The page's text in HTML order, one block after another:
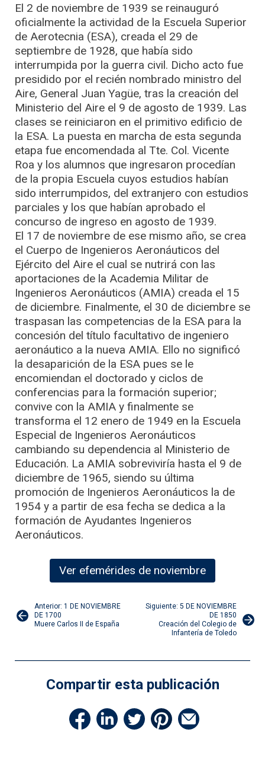
El 2 de noviembre de 1939 se reinauguró
oficialmente la actividad de la Escuela Superior
de Aerotecnia (ESA), creada el 29 de
septiembre de 1928, que había sido
interrumpida por la guerra civil. Dicho acto fue
presidido por el recién nombrado ministro del
Aire, General Juan Yagüe, tras la creación del
Ministerio del Aire el 9 de agosto de 1939. Las
clases se reiniciaron en el primitivo edificio de
la ESA. La puesta en marcha de esta segunda
etapa fue encomendada al Tte. Col. Vicente
Roa y los alumnos que ingresaron procedían
de la propia Escuela cuyos estudios habían
sido interrumpidos, del extranjero con estudios
parciales y los que habían aprobado el
concurso de ingreso en agosto de 1939.
El 17 de noviembre de ese mismo año, se crea
el Cuerpo de Ingenieros Aeronáuticos del
Ejército del Aire el cual se nutrirá con las
aportaciones de la Academia Militar de
Ingenieros Aeronáuticos (AMIA) creada el 15
de diciembre. Finalmente, el 30 de diciembre se
traspasan las competencias de la ESA para la
concesión del título facultativo de ingeniero
aeronáutico a la nueva AMIA. Ello no significó
la desaparición de la ESA pues se le
encomiendan el doctorado y ciclos de
conferencias para la formación superior;
convive con la AMIA y finalmente se
transforma el 12 enero de 1949 en la Escuela
Especial de Ingenieros Aeronáuticos
cambiando su dependencia al Ministerio de
Educación. La AMIA sobreviviría hasta el 9 de
diciembre de 1965, siendo su última
promoción de Ingenieros Aeronáuticos la de
1954 y a partir de esa fecha se dedica a la
formación de Ayudantes Ingenieros
Aeronáuticos.
Ver efemérides de noviembre
Navegación
entradas
Anterior: 1 DE NOVIEMBRE
DE 1700
Muere Carlos II de España
Siguiente: 5 DE NOVIEMBRE
DE 1850
Creación del Colegio de
Infantería de Toledo
Compartir esta publicación